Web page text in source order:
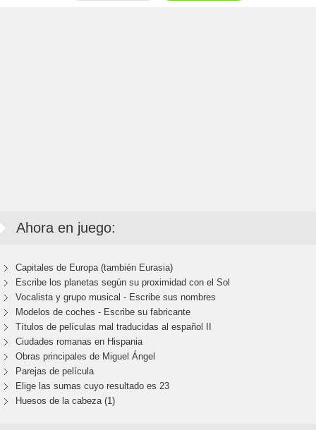
Ahora en juego:
Capitales de Europa (también Eurasia)
Escribe los planetas según su proximidad con el Sol
Vocalista y grupo musical - Escribe sus nombres
Modelos de coches - Escribe su fabricante
Títulos de películas mal traducidas al español II
Ciudades romanas en Hispania
Obras principales de Miguel Ángel
Parejas de película
Elige las sumas cuyo resultado es 23
Huesos de la cabeza (1)